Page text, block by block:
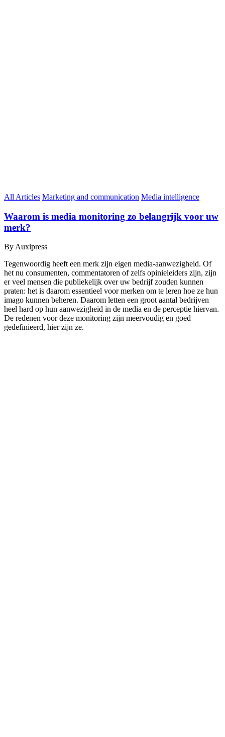
All Articles Marketing and communication Media intelligence
Waarom is media monitoring zo belangrijk voor uw
merk?
By Auxipress
Tegenwoordig heeft een merk zijn eigen media-aanwezigheid. Of
het nu consumenten, commentatoren of zelfs opinieleiders zijn, zijn
er veel mensen die publiekelijk over uw bedrijf zouden kunnen
praten: het is daarom essentieel voor merken om te leren hoe ze hun
imago kunnen beheren. Daarom letten een groot aantal bedrijven
heel hard op hun aanwezigheid in de media en de perceptie hiervan.
De redenen voor deze monitoring zijn meervoudig en goed
gedefinieerd, hier zijn ze.